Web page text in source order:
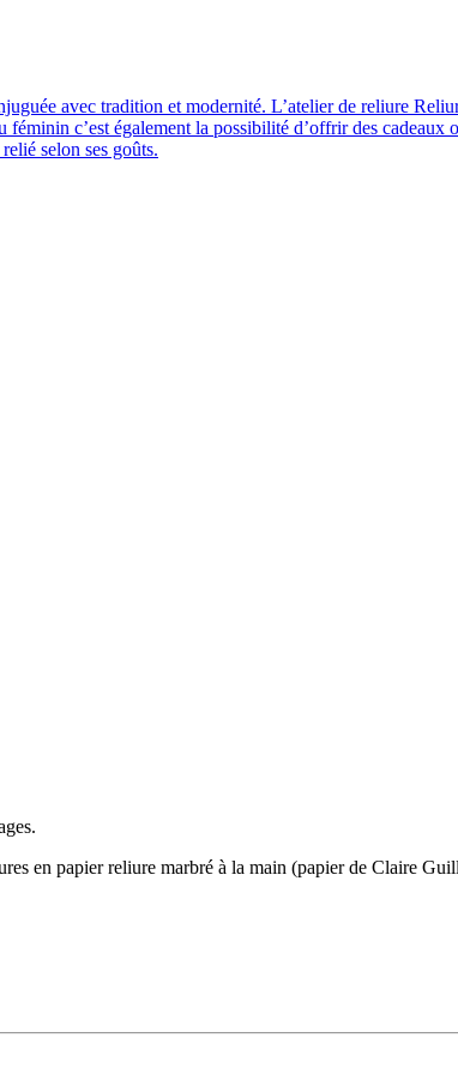
avec tradition et modernité. L’atelier de reliure
c’est également la possibilité d’offrir des cadeaux
selon ses goûts.
en papier reliure marbré à la main (papier de Claire